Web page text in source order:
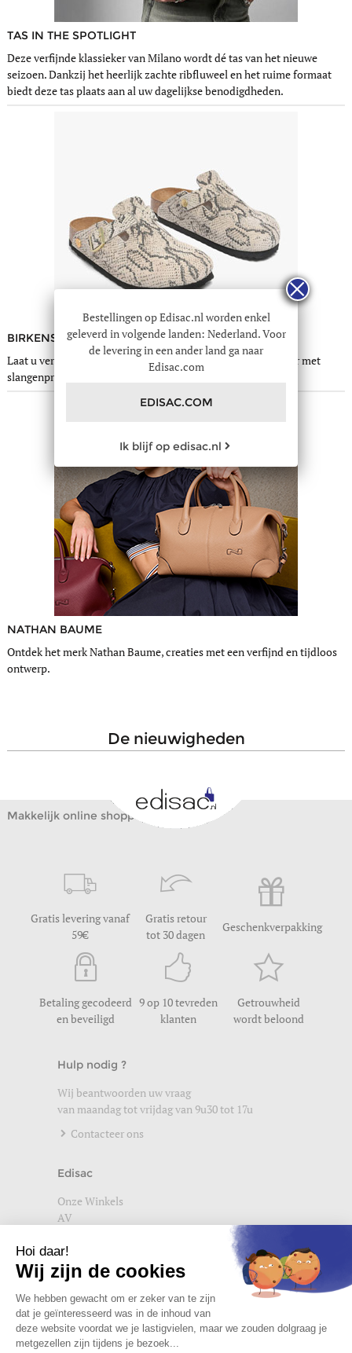
TAS IN THE SPOTLIGHT
Deze verfijnde klassieker van Milano wordt dé tas van het nieuwe
seizoen. Dankzij het heerlijk zachte ribfluweel en het ruime formaat
biedt deze tas plaats aan al uw dagelijkse benodigdheden.
BIRKENSTOCK
Laat u verleiden door de trendy Birkenstock-slippers van leer met
slangenprint, waar u niet meer zonder zult kunnen.
NATHAN BAUME
Ontdek het merk Nathan Baume, creaties met een verfijnd en tijdloos
ontwerp.
de nieuwigheden
Makkelijk online shoppen
Gratis levering vanaf
59
Gratis retour
tot 30 dagen
Geschenkverpakking
Betaling gecodeerd
en beveiligd
9 op 10 tevreden
klanten
Getrouwheid
wordt beloond
Hulp nodig ?
Wij beantwoorden uw vraag
van maandag tot vrijdag van 9u30 tot 17u
Contacteer ons
Edisac
Onze Winkels
AV
Wettelijke vermeldingen
Privacybeleid
Setup Cookies
Word lid van de edisac community
Bestellingen op Edisac.nl worden enkel
geleverd in volgende landen: Nederland. Voor
de levering in een ander land ga naar
Edisac.com
EDISAC.COM
Ik blijf op edisac.nl